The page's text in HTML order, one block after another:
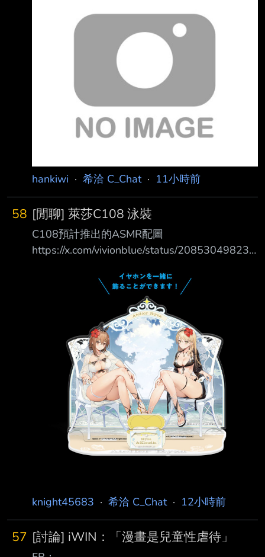
次刷出這個攜手送彩竟然是天井的景色...)
https://i.meee.com.tw/pOOL7RR.jpg 一路把還沒
拿石頭的主線故事和裝作沒看到的學生訊息(喂)
能拿的都拿了 好險毛絨絨池還湊得出天井的量
算上周年送的免費100和中間送的10連
blablabla 後排3隻 懶
hankiwi · 希洽 C_Chat· 11小時前
58 [閒聊] 萊莎C108 泳裝
C108預計推出的ASMR配圖
https://x.com/vivionblue/status/208530498234
https://pbs.twimg.com/media/HPB906mW4AA
https://pbs.twimg.com/media/HPB909hXkAAZ
https://pbs.twimg.com/media/HPB91EgWkAA
MxZZ.jpg
https://pbs.twimg.com/media/HPB90_kWgA
knight45683 · 希洽 C_Chat· 12小時前
57 [討論] iWIN：「漫畫是兒童性虐待」